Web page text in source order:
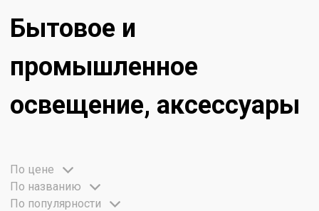
Бытовое и
промышленное
освещение, аксессуары
По цене
По названию
По популярности